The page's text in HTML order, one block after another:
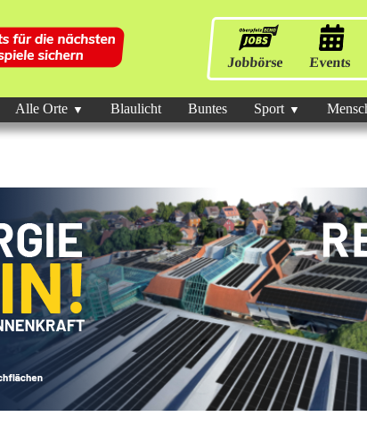
Jobbörse Events
Alle Orte Blaulicht Buntes Sport